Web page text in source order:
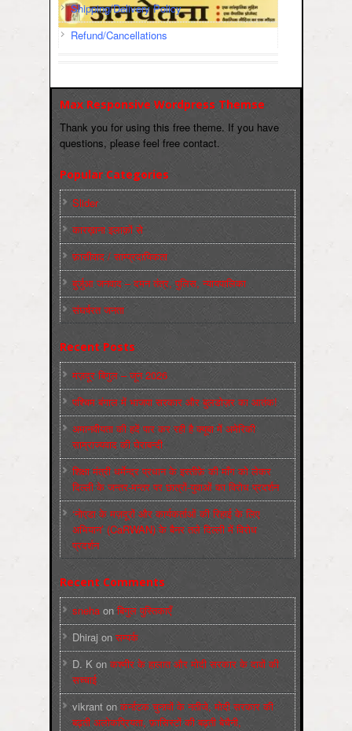
Shipping/Delivery Policy
Refund/Cancellations
Max Responsive Wordpress Themse
Thank you for using this free theme. If you have
questions, please feel free contact.
Popular Categories
Slider
कारख़ाना इलाक़ों से
फ़ासीवाद / साम्‍प्रदायिकता
बुर्जुआ जनवाद – दमन तंत्र, पुलिस, न्‍यायपालिका
संघर्षरत जनता
Recent Posts
मज़दूर बिगुल – जून 2026
पश्चिम बंगाल में भाजपा सरकार और बुलडोज़र का आतंक!
अमानवीयता की हदें पार कर रही है क्यूबा में अमेरिकी
साम्राज्यवाद की घेराबन्दी
शिक्षा मंत्री धर्मेन्द्र प्रधान के इस्तीफ़े की माँग को लेकर
दिल्ली के जन्तर-मन्तर पर छात्रों-युवाओं का विरोध प्रदर्शन
‘नोएडा के मज़दूरों और कार्यकर्ताओं की रिहाई के लिए
अभियान’ (CaRWAN) के बैनर तले दिल्ली में विरोध
प्रदर्शन
Recent Comments
sneha on बिगुल पुस्तिकाएँ
Dhiraj on सम्पर्क
D. K on कश्मीर के हालात और मोदी सरकार के दावों की
सच्चाई
vikrant onकर्नाटक चुनावों के नतीजे, मोदी सरकार की
बढ़ती अलोकप्रियता, फ़ासिस्टों की बढ़ती बेचैनी,